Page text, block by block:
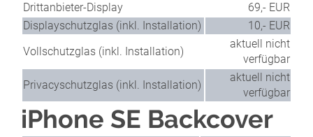
Drittanbieter-Display
69,- EUR
Displayschutzglas (inkl. Installation)
10,- EUR
Vollschutzglas (inkl. Installation)
aktuell nicht
verfügbar
Privacyschutzglas (inkl. Installation)
aktuell nicht
verfügbar
iPhone SE Backcover